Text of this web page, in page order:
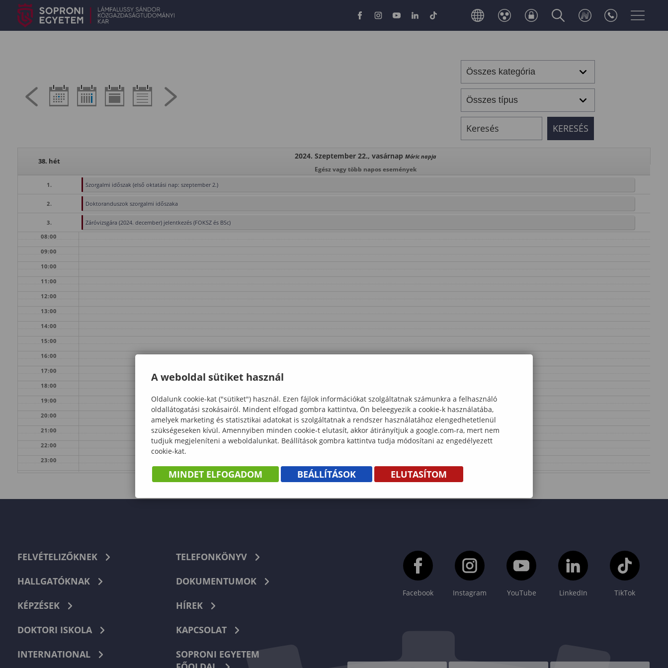
38. hét
2024. Szeptember 22., vasárnap Móric napja
Egész vagy több napos események
1. Szorgalmi időszak (első oktatási nap: szeptember 2.)
2. Doktoranduszok szorgalmi időszaka
3.
Záróvizsgára (2024. december) jelentkezés (FOKSZ és BSc)
08:00
09:00
10:00
11:00
12:00
13:00
14:00
15:00
16:00
17:00
18:00
19:00
20:00
21:00
22:00
23:00
FELVÉTELIZŐKNEK
HALLGATÓKNAK
KÉPZÉSEK
DOKTORI ISKOLA
INTERNATIONAL
TELEFONKÖNYV
DOKUMENTUMOK
HÍREK
KAPCSOLAT
SOPRONI EGYETEM
Facebook Instagram YouTube LinkedIn TikTok
A weboldal sütiket használ
Oldalunk cookie-kat ("sütiket") használ. Ezen fájlok információkat szolgáltatnak számunkra a felhasználó
oldallátogatási szokásairól. Mindent elfogad gombra kattintva, Ön beleegyezik a cookie-k használatába,
amelyek marketing és statisztikai adatokat is szolgáltatnak a rendszer használatához elengedhetetlenül
szükségeseken kívül. Amennyiben minden cookie-t elutasít, akkor átirányítjuk a google.com-ra, mert nem
tudjuk megjeleníteni a weboldalunkat. Beállítások gombra kattintva tudja módosítani az engedélyezett
cookie-kat.
MINDET ELFOGADOM BEÁLLÍTÁSOK ELUTASÍTOM